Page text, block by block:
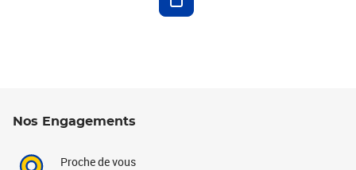
Nos Engagements
Proche de vous